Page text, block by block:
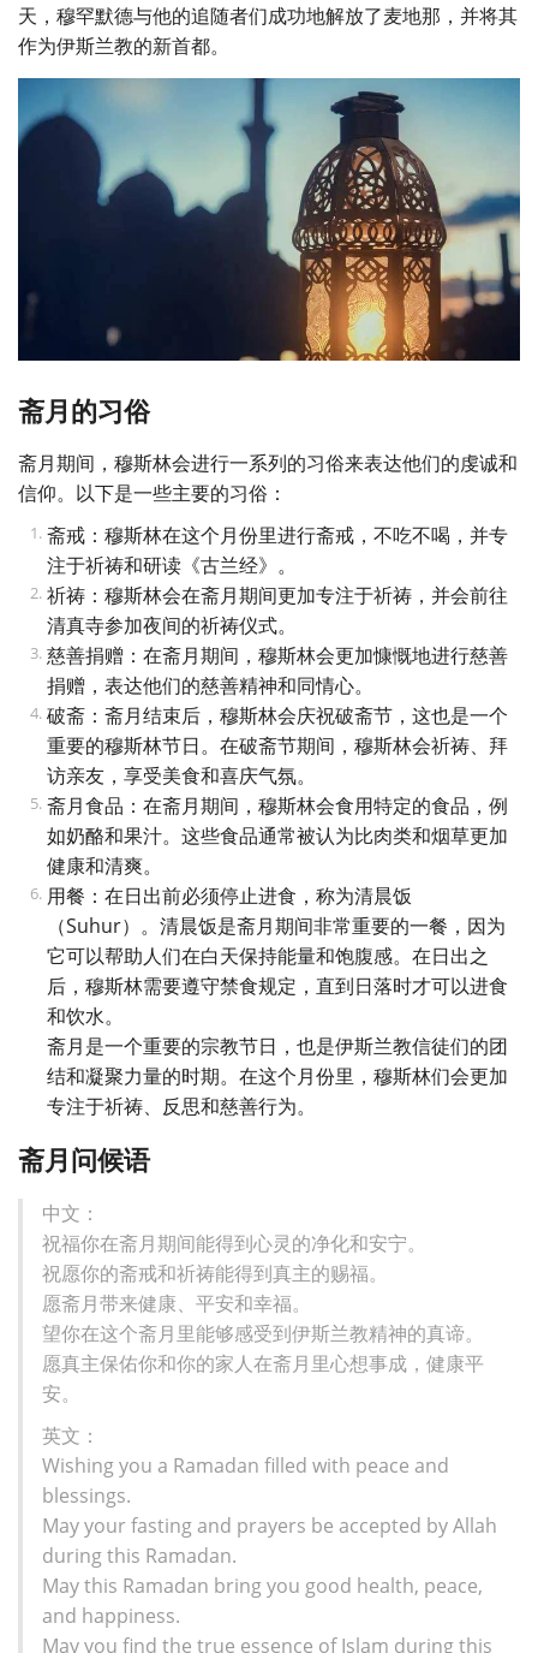
天，穆罕默德与他的追随者们成功地解放了麦地那，并将其
作为伊斯兰教的新首都。
斋月的习俗
斋月期间，穆斯林会进行一系列的习俗来表达他们的虔诚和
信仰。以下是一些主要的习俗：
斋戒：穆斯林在这个月份里进行斋戒，不吃不喝，并专
注于祈祷和研读《古兰经》。
祈祷：穆斯林会在斋月期间更加专注于祈祷，并会前往
清真寺参加夜间的祈祷仪式。
慈善捐赠：在斋月期间，穆斯林会更加慷慨地进行慈善
捐赠，表达他们的慈善精神和同情心。
破斋：斋月结束后，穆斯林会庆祝破斋节，这也是一个
重要的穆斯林节日。在破斋节期间，穆斯林会祈祷、拜
访亲友，享受美食和喜庆气氛。
斋月食品：在斋月期间，穆斯林会食用特定的食品，例
如奶酪和果汁。这些食品通常被认为比肉类和烟草更加
健康和清爽。
用餐：在日出前必须停止进食，称为清晨饭
（Suhur）。清晨饭是斋月期间非常重要的一餐，因为
它可以帮助人们在白天保持能量和饱腹感。在日出之
后，穆斯林需要遵守禁食规定，直到日落时才可以进食
和饮水。
斋月是一个重要的宗教节日，也是伊斯兰教信徒们的团
结和凝聚力量的时期。在这个月份里，穆斯林们会更加
专注于祈祷、反思和慈善行为。
斋月问候语
中文：
祝福你在斋月期间能得到心灵的净化和安宁。
祝愿你的斋戒和祈祷能得到真主的赐福。
愿斋月带来健康、平安和幸福。
望你在这个斋月里能够感受到伊斯兰教精神的真谛。
愿真主保佑你和你的家人在斋月里心想事成，健康平
安。
英文：
Wishing you a Ramadan filled with peace and
blessings.
May your fasting and prayers be accepted by Allah
during this Ramadan.
May this Ramadan bring you good health, peace,
and happiness.
May you find the true essence of Islam during this